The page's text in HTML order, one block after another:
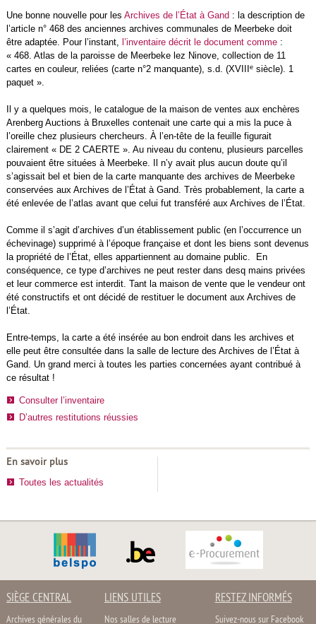
Une bonne nouvelle pour les Archives de l’État à Gand : la description de
l’article n° 468 des anciennes archives communales de Meerbeke doit
être adaptée. Pour l’instant, l’inventaire décrit le document comme:
« 468. Atlas de la paroisse de Meerbeke lez Ninove, collection de 11
cartes en couleur, reliées (carte n°2 manquante), s.d. (XVIII
esiècle). 1
paquet ».
Il y a quelques mois, le catalogue de la maison de ventes aux enchères
Arenberg Auctions à Bruxelles contenait une carte qui a mis la puce à
l’oreille chez plusieurs chercheurs. À l’en-tête de la feuille figurait
clairement « DE 2 CAERTE ». Au niveau du contenu, plusieurs parcelles
pouvaient être situées à Meerbeke. Il n’y avait plus aucun doute qu’il
s’agissait bel et bien de la carte manquante des archives de Meerbeke
conservées aux Archives de l’État à Gand. Très probablement, la carte a
été enlevée de l’atlas avant que celui fut transféré aux Archives de l’État.
Comme il s’agit d’archives d’un établissement public (en l’occurrence un
échevinage) supprimé à l’époque française et dont les biens sont devenus
la propriété de l’État, elles appartiennent au domaine public. En
conséquence, ce type d’archives ne peut rester dans desq mains privées
et leur commerce est interdit. Tant la maison de vente que le vendeur ont
été constructifs et ont décidé de restituer le document aux Archives de
l’État.
Entre-temps, la carte a été insérée au bon endroit dans les archives et
elle peut être consultée dans la salle de lecture des Archives de l’État à
Gand. Un grand merci à toutes les parties concernées ayant contribué à
ce résultat !
Consulter l’inventaire
D’autres restitutions réussies
En savoir plus
Toutes les actualités
SIÈGE CENTRAL
Archives générales du
LIENS UTILES
Nos salles de lecture
RESTEZ INFORMÉS
Suivez-nous sur Facebook